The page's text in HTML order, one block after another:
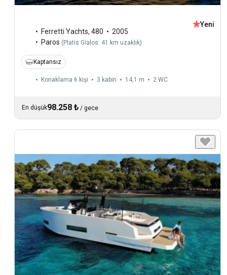
Ferretti Yachts, 480
2005
Paros (Platis Gialos: 41 km uzaklık)
Yeni
Kaptansız
Konaklama 6 kişi 3 kabin 14,1 m 2 WC
En düşük98.258 ₺ / gece